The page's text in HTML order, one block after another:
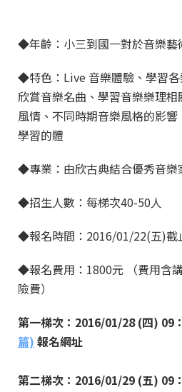
◆年齡：小三到國一對於音樂藝
◆特色：Live 音樂體驗、學習
欣賞音樂名曲、學習音樂樂理
風情、不同時期音樂風格的影
學習的體
◆專業：由欣古典結合優秀音樂
◆招生人數：每梯次40-50人
◆報名時間：2016/01/22(五)截
◆報名費用：1800元 （費用含
險費）
第一梯次：2016/01/28 (四) 09
篇) 報名網址
第二梯次：2016/01/29 (五) 09